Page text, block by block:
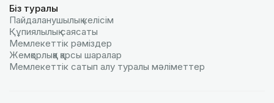
Біз туралы
Пайдаланушылық келiciм
Құпиялылық саясаты
Мемлекеттік рәміздер
Жемқорлыққа қарсы шаралар
Мемлекеттік сатып алу туралы мәлiметтер